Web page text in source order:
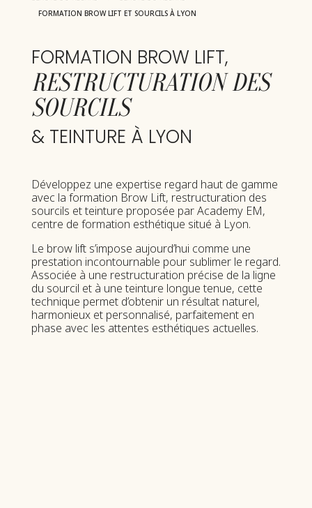
FORMATION BROW LIFT ET SOURCILS À LYON
FORMATION BROW LIFT,
RESTRUCTURATION DES
SOURCILS
& TEINTURE À LYON
Développez une expertise regard haut de gamme
avec la formation Brow Lift, restructuration des
sourcils et teinture proposée par Academy EM,
centre de formation esthétique situé à Lyon.
Le brow lift s’impose aujourd’hui comme une
prestation incontournable pour sublimer le regard.
Associée à une restructuration précise de la ligne
du sourcil et à une teinture longue tenue, cette
technique permet d’obtenir un résultat naturel,
harmonieux et personnalisé, parfaitement en
phase avec les attentes esthétiques actuelles.